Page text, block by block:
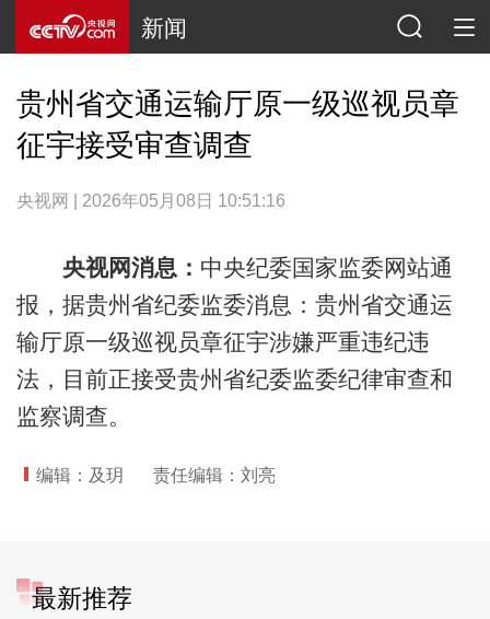
新闻
贵州省交通运输厅原一级巡视员章
征宇接受审查调查
央视网 | 2026年05月08日 10:51:16
央视网消息： 中央纪委国家监委网站通
报，据贵州省纪委监委消息：贵州省交通运
输厅原一级巡视员章征宇涉嫌严重违纪违
法，目前正接受贵州省纪委监委纪律审查和
监察调查。
编辑：及玥 责任编辑：刘亮
最新推荐